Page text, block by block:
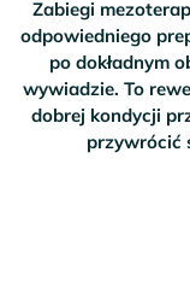
Zabiegi
odpowiedniego
po dokładnym
wywiadzie. To
dobrej kondycji
przywrócić